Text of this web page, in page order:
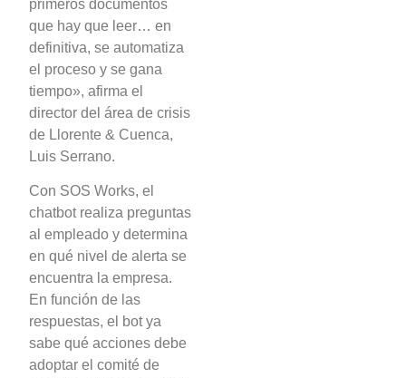
primeros documentos
que hay que leer… en
definitiva, se automatiza
el proceso y se gana
tiempo», afirma el
director del área de crisis
de Llorente & Cuenca,
Luis Serrano.
Con SOS Works, el
chatbot realiza preguntas
al empleado y determina
en qué nivel de alerta se
encuentra la empresa.
En función de las
respuestas, el bot ya
sabe qué acciones debe
adoptar el comité de